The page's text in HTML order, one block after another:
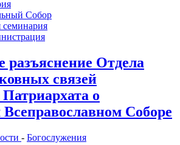
Собор
семинария
Отдела
связей
о
Соборе
- Богослужения